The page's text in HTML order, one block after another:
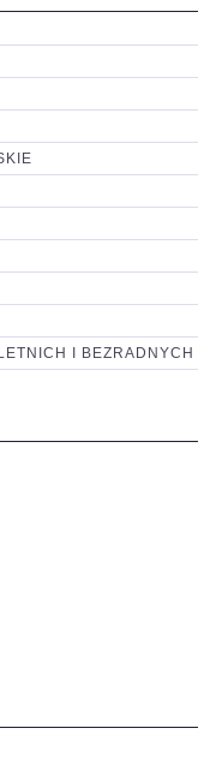
I BEZRADNYCH